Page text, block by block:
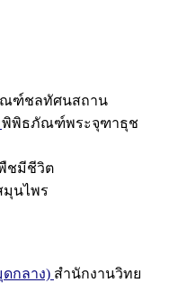
ฑ์ชลทัศนสถาน
พิพิธภัณฑ์พระจุฑาธุช
ชมีชีวิต
นไพร
กลาง) สำนักงานวิทย